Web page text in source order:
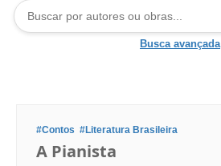
Busca avançada
#Contos #Literatura Brasileira
A Pianista